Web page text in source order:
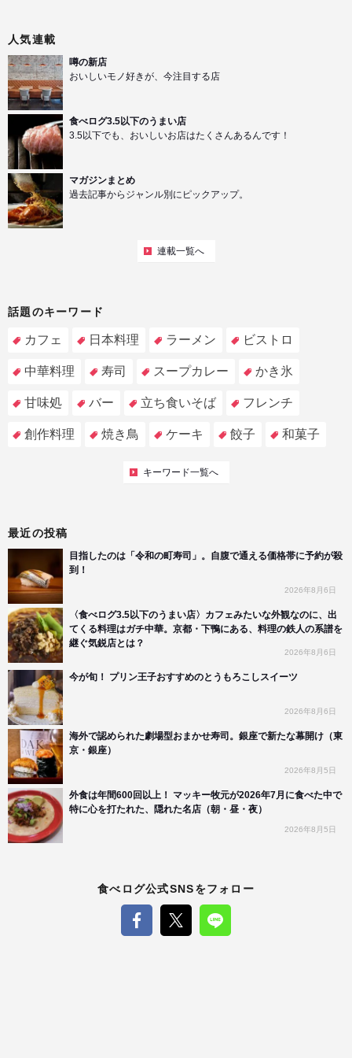
人気連載
噂の新店
おいしいモノ好きが、今注目する店
食べログ3.5以下のうまい店
3.5以下でも、おいしいお店はたくさんあるんです！
マガジンまとめ
過去記事からジャンル別にピックアップ。
連載一覧へ
話題のキーワード
カフェ 日本料理 ラーメン ビストロ
中華料理 寿司 スープカレー かき氷
甘味処 バー 立ち食いそば フレンチ
創作料理 焼き鳥 ケーキ 餃子 和菓子
キーワード一覧へ
最近の投稿
目指したのは「令和の町寿司」。自腹で通える価格帯に予約が殺
到！
2026年8月6日
〈食べログ3.5以下のうまい店〉カフェみたいな外観なのに、出
てくる料理はガチ中華。京都・下鴨にある、料理の鉄人の系譜を
継ぐ気鋭店とは？
2026年8月6日
今が旬！ プリン王子おすすめのとうもろこしスイーツ
2026年8月6日
海外で認められた劇場型おまかせ寿司。銀座で新たな幕開け（東
京・銀座）
2026年8月5日
外食は年間600回以上！ マッキー牧元が2026年7月に食べた中で
特に心を打たれた、隠れた名店（朝・昼・夜）
2026年8月5日
食べログ公式SNSをフォロー